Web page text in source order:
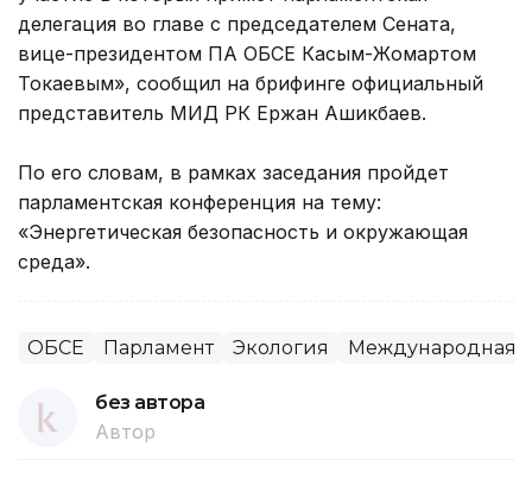
делегация во главе с председателем Сената,
вице-президентом ПА ОБСЕ Касым-Жомартом
Токаевым», сообщил на брифинге официальный
представитель МИД РК Ержан Ашикбаев.
По его словам, в рамках заседания пройдет
парламентская конференция на тему:
«Энергетическая безопасность и окружающая
среда».
ОБСЕ Парламент Экология Международная
без автора
Автор